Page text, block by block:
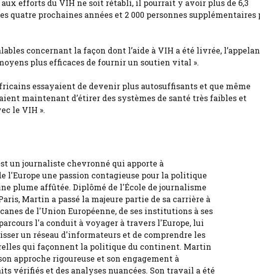
efforts du VIH ne soit rétabli, il pourrait y avoir plus de 6,3
quatre prochaines années et 2 000 personnes supplémentaires
concernant la façon dont l’aide à VIH a été livrée,
plus efficaces de fournir un soutien vital ».
essayaient de devenir plus autosuffisants et que même
maintenant d’étirer des systèmes de santé très faibles et
le VIH ».
un journaliste chevronné qui apporte à
l'Europe une passion contagieuse pour la politique
plume affûtée. Diplômé de l'École de journalisme
Martin a passé la majeure partie de sa carrière à
de l'Union Européenne, de ses institutions à ses
l'a conduit à voyager à travers l'Europe, lui
un réseau d'informateurs et de comprendre les
qui façonnent la politique du continent. Martin
approche rigoureuse et son engagement à
vérifiés et des analyses nuancées. Son travail a été